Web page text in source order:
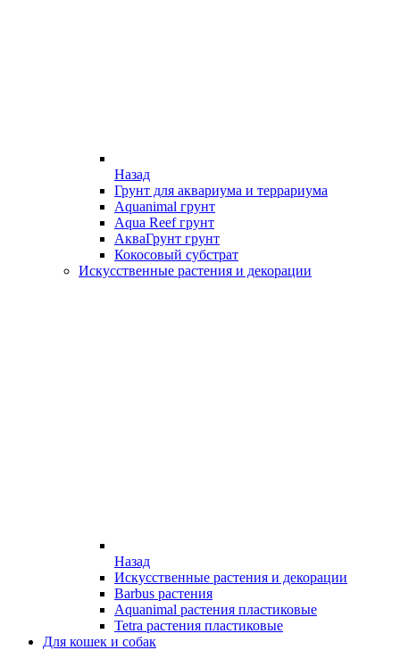
Назад
Грунт для аквариума и террариума
Aquanimal грунт
Aqua Reef грунт
АкваГрунт грунт
Кокосовый субстрат
Искусственные растения и декорации
Назад
Искусственные растения и декорации
Barbus растения
Aquanimal растения пластиковые
Tetra растения пластиковые
Для кошек и собак